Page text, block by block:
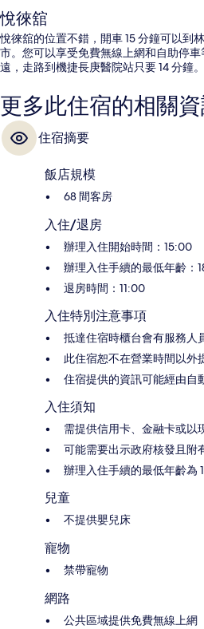
悅徠舘
悅徠舘的位置不錯，開車 15 分鐘可以到
市。您可以享受免費無線上網和自助停
遠，走路到機捷長庚醫院站只要 14 分鐘。
更多此住宿的相關
住宿摘要
飯店規模
68 間客房
入住/退房
辦理入住開始時間：15:00
辦理入住手續的最低年齡：
退房時間：11:00
入住特別注意事項
抵達住宿時櫃台會有服務人
此住宿恕不在營業時間以外
住宿提供的資訊可能經由自
入住須知
需提供信用卡、金融卡或以
可能需要出示政府核發且附
辦理入住手續的最低年齡為
兒童
不提供嬰兒床
寵物
禁帶寵物
網路
公共區域提供免費無線上網